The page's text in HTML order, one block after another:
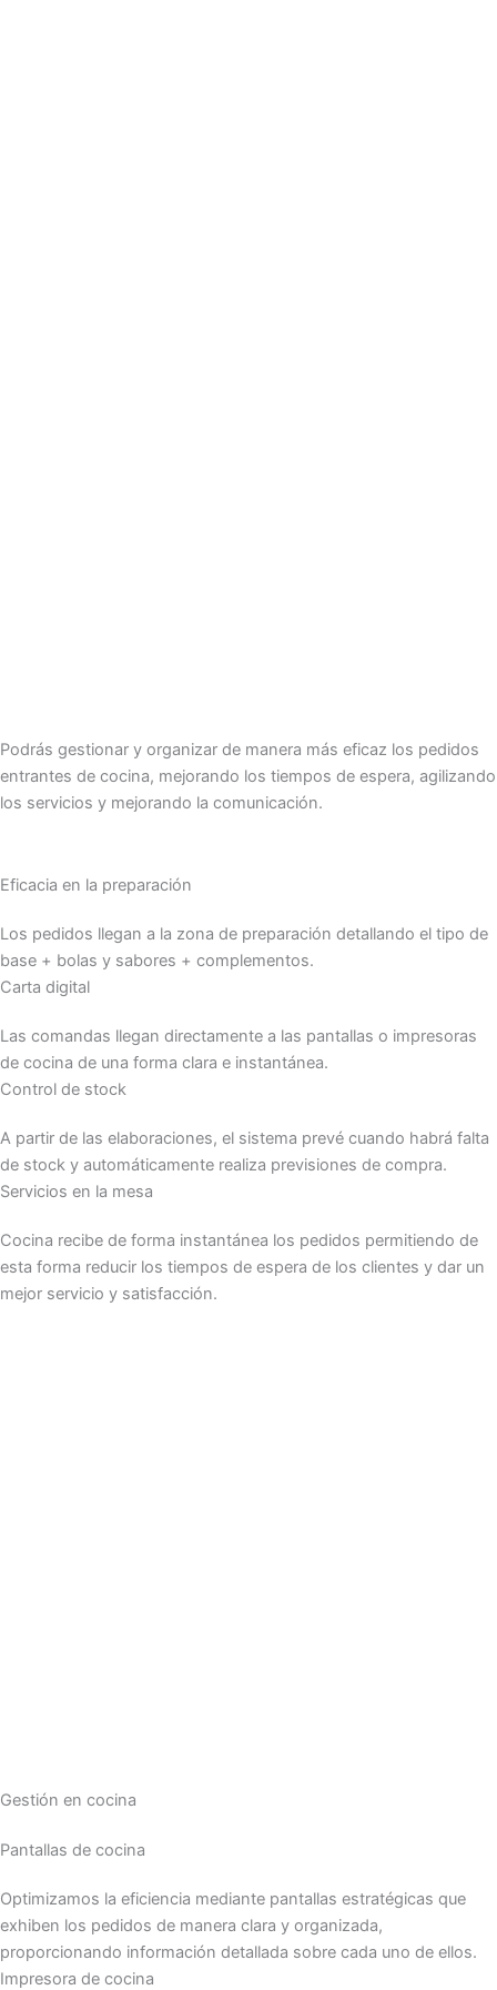
Podrás gestionar y organizar de manera más eficaz los pedidos
entrantes de cocina, mejorando los tiempos de espera, agilizando
los servicios y mejorando la comunicación.
Eficacia en la preparación
Los pedidos llegan a la zona de preparación detallando el tipo de
base + bolas y sabores + complementos.
Carta digital
Las comandas llegan directamente a las pantallas o impresoras
de cocina de una forma clara e instantánea.
Control de stock
A partir de las elaboraciones, el sistema prevé cuando habrá falta
de stock y automáticamente realiza previsiones de compra.
Servicios en la mesa
Cocina recibe de forma instantánea los pedidos permitiendo de
esta forma reducir los tiempos de espera de los clientes y dar un
mejor servicio y satisfacción.
Gestión en cocina
Pantallas de cocina
Optimizamos la eficiencia mediante pantallas estratégicas que
exhiben los pedidos de manera clara y organizada,
proporcionando información detallada sobre cada uno de ellos.
Impresora de cocina